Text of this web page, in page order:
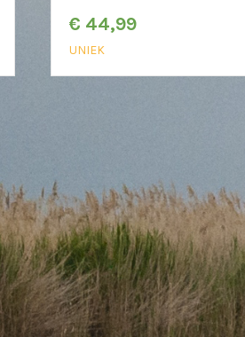
€ 44,99
UNIEK